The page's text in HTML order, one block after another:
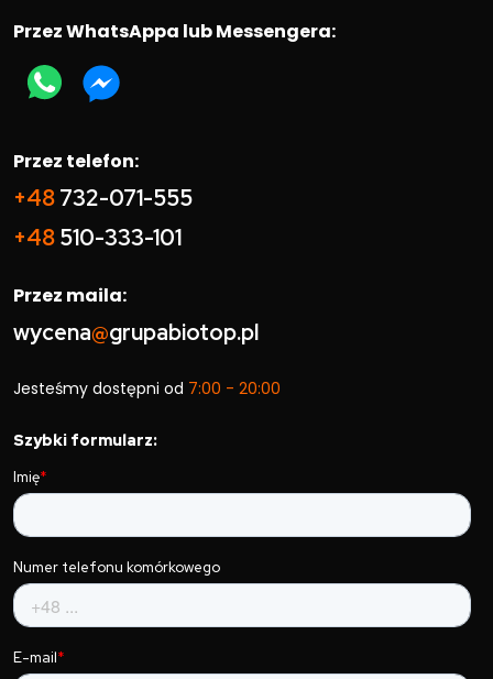
Przez WhatsAppa lub Messengera:
Przez telefon:
+48732-071-555
+48510-333-101
Przez maila:
wycena@grupabiotop.pl
Jesteśmy dostępni od 7:00 - 20:00
Szybki formularz: